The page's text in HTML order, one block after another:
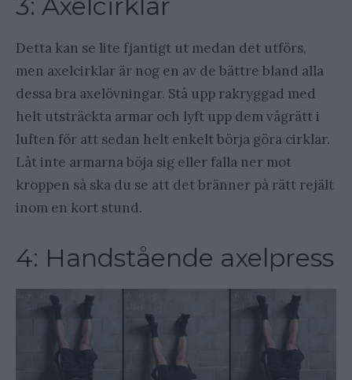
Detta kan se lite fjantigt ut medan det utförs,
men axelcirklar är nog en av de bättre bland alla
dessa bra axelövningar. Stå upp rakryggad med
helt utsträckta armar och lyft upp dem vågrätt i
luften för att sedan helt enkelt börja göra cirklar.
Låt inte armarna böja sig eller falla ner mot
kroppen så ska du se att det bränner på rätt rejält
inom en kort stund.
4: Handstående axelpress